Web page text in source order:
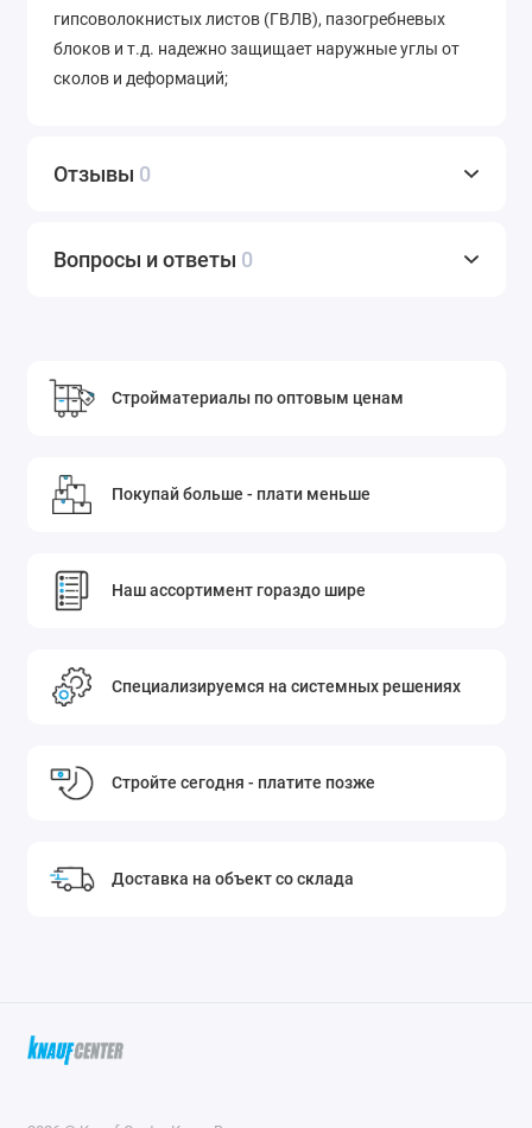
гипсоволокнистых листов (ГВЛВ), пазогребневых
блоков и т.д. надежно защищает наружные углы от
сколов и деформаций;
Отзывы 0
Вопросы и ответы 0
Стройматериалы по оптовым ценам
Покупай больше - плати меньше
Наш ассортимент гораздо шире
Специализируемся на системных решениях
Стройте сегодня - платите позже
Доставка на объект со склада